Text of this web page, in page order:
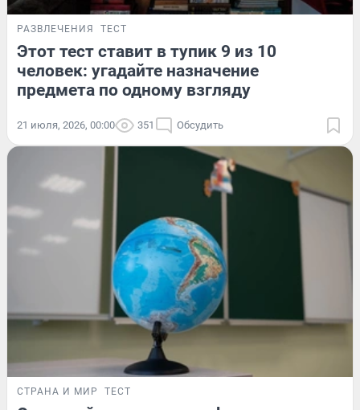
РАЗВЛЕЧЕНИЯ ТЕСТ
Этот тест ставит в тупик 9 из 10
человек: угадайте назначение
предмета по одному взгляду
21 июля, 2026, 00:00 351 Обсудить
СТРАНА И МИР ТЕСТ